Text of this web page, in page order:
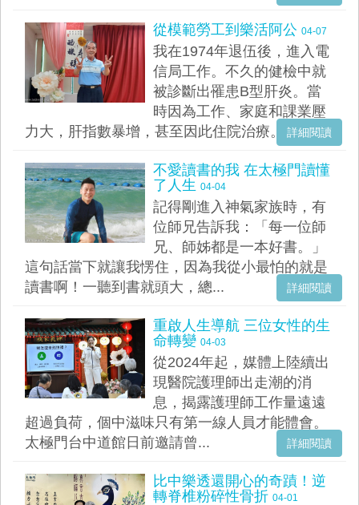
從模範勞工到樂活阿公 04-07
我在1974年退伍後，進入電
信局工作。不久的健檢中就
被診斷出罹患B型肝炎。當
時因為工作、家庭和課業壓
力大，肝指數暴增，甚至因此住院治療。曾試...
詳細閱讀
不愛讀書的我 在太極門讀懂
了人生 04-04
記得剛進入神氣家族時，有
位師兄告訴我：「每一位師
兄、師姊都是一本好書。」
這句話當下就讓我愣住，因為我從小最怕的就是
讀書啊！一聽到書就頭大，總...
詳細閱讀
重啟人生導航 三位女性的生
命轉變 04-03
從2024年起，媒體上陸續出
現醫院護理師出走潮的消
息，揭露護理師工作量遠遠
超過負荷，個中滋味只有第一線人員才能體會。
太極門台中道館日前邀請曾...
詳細閱讀
比中樂透還開心的奇蹟！逆
轉脊椎粉碎性骨折 04-01